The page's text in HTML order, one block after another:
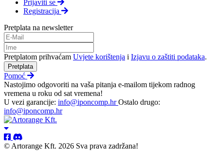
Prijaviti se
Registracija
Pretplata na newsletter
Pretplatom prihvaćam Uvjete korištenja i Izjavu o zaštiti podataka.
Pretplata
Pomoć
Nastojimo odgovoriti na vaša pitanja e-mailom tijekom radnog
vremena u roku od sat vremena!
U vezi garancije: info@iponcomp.hrOstalo drugo:
info@iponcomp.hr
© Artorange Kft. 2026 Sva prava zadržana!